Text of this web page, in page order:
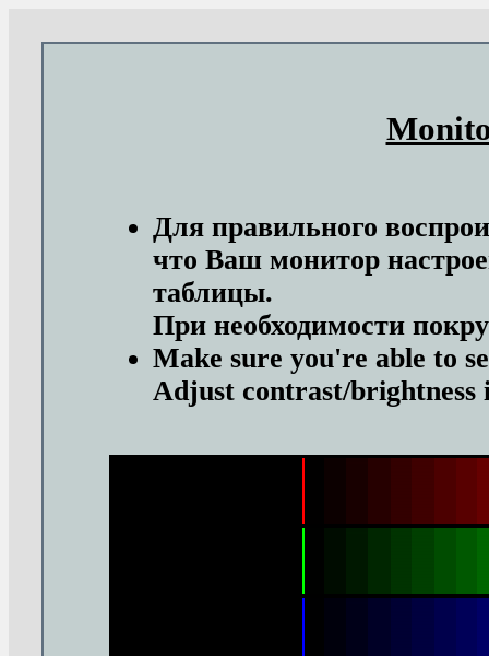
Для правильного
что Ваш монитор
таблицы.
При необходимости
Make sure you're able to
Adjust contrast/brightness